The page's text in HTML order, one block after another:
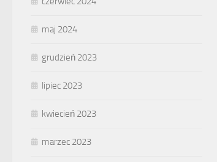
maj 2024
grudzień 2023
lipiec 2023
kwiecień 2023
marzec 2023